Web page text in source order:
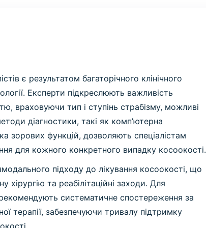
є результатом багаторічного клінічного
Експерти підкреслюють важливість
враховуючи тип і ступінь страбізму, можливі
діагностики, такі як комп’ютерна
зорових функцій, дозволяють спеціалістам
для кожного конкретного випадку косоокості.
підходу до лікування косоокості, що
та реабілітаційні заходи. Для
систематичне спостереження за
терапії, забезпечуючи тривалу підтримку